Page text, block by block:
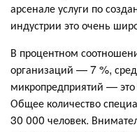
арсенале услуги по
индустрии это очень
В процентном
организаций — 7 %,
микропредприятий —
Общее количество
30 000 человек.